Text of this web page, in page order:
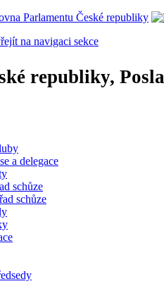
na navigaci sekce
republiky,
a delegace
schůze
schůze